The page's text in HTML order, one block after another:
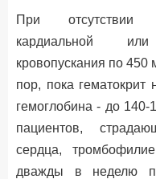
При отсутствии
кардиальной
кровопускания по 450
пор, пока гематокрит
гемоглобина - до
пациентов,
сердца,
дважды в неделю